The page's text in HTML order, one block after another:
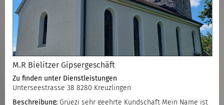
M.R Bielitzer Gipsergeschäft
Zu finden unter Dienstleistungen
Unterseestrasse 38 8280 Kreuzlingen
Beschreibung: Grüezi sehr geehrte Kundschaft Mein Name ist